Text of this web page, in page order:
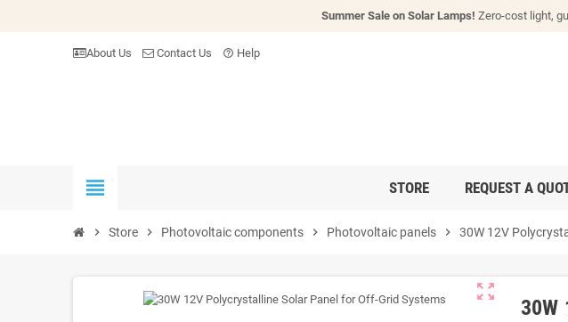
Summer Sale on Solar Lamps! Zero-cost light,
About Us Contact Us help_outline Help
view_headline STORE REQUEST A
chevron_right Store chevron_right Photovoltaic components chevron_right Photovoltaic panels chevron_right 30W 12V
zoom_out_map
30W